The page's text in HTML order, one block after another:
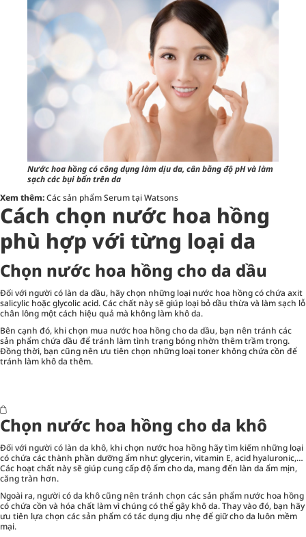
Nước hoa hồng có công dụng làm dịu da, cân bằng độ pH và làm
sạch các bụi bẩn trên da
Xem thêm:Các sản phẩm Serum tại Watsons
Cách chọn nước hoa hồng
phù hợp với từng loại da
Chọn nước hoa hồng cho da dầu
Đối với người có làn da dầu, hãy chọn những loại nước hoa hồng có chứa axit
salicylic hoặc glycolic acid. Các chất này sẽ giúp loại bỏ dầu thừa và làm sạch lỗ
chân lông một cách hiệu quả mà không làm khô da.
Bên cạnh đó, khi chọn mua nước hoa hồng cho da dầu, bạn nên tránh các
sản phẩm chứa dầu để tránh làm tình trạng bóng nhờn thêm trầm trọng.
Đồng thời, bạn cũng nên ưu tiên chọn những loại toner không chứa cồn để
tránh làm khô da thêm.
Chọn nước hoa hồng cho da khô
Đối với người có làn da khô, khi chọn nước hoa hồng hãy tìm kiếm những loại
có chứa các thành phần dưỡng ẩm như: glycerin, vitamin E, acid hyaluronic,…
Các hoạt chất này sẽ giúp cung cấp độ ẩm cho da, mang đến làn da ẩm mịn,
căng tràn hơn.
Ngoài ra, người có da khô cũng nên tránh chọn các sản phẩm nước hoa hồng
có chứa cồn và hóa chất làm vì chúng có thể gây khô da. Thay vào đó, bạn hãy
ưu tiên lựa chọn các sản phẩm có tác dụng dịu nhẹ để giữ cho da luôn mềm
mại.